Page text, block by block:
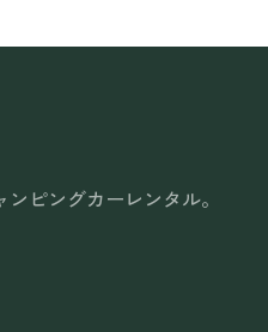
ピングカーレンタル。